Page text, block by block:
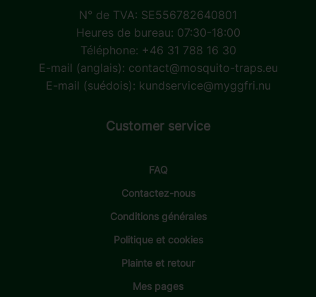
N° de TVA: SE556782640801
Heures de bureau: 07:30-18:00
Téléphone: +46 31 788 16 30
E-mail (anglais): contact@mosquito-traps.eu
E-mail (suédois): kundservice@myggfri.nu
Customer service
FAQ
Contactez-nous
Conditions générales
Politique et cookies
Plainte et retour
Mes pages